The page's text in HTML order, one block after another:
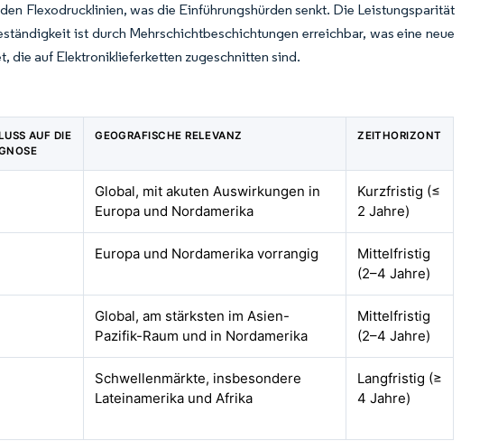
Flexodrucklinien, was die Einführungshürden senkt. Die Leistungsparität
ist durch Mehrschichtbeschichtungen erreichbar, was eine neue
die auf Elektroniklieferketten zugeschnitten sind.
AUF DIE
GEOGRAFISCHE RELEVANZ ZEITHORIZONT
Global, mit akuten Auswirkungen in
Europa und Nordamerika
Kurzfristig (≤
2 Jahre)
Europa und Nordamerika vorrangig
Mittelfristig
(2–4 Jahre)
Global, am stärksten im Asien-
Pazifik-Raum und in Nordamerika
Mittelfristig
(2–4 Jahre)
Schwellenmärkte, insbesondere
Lateinamerika und Afrika
Langfristig (≥
4 Jahre)